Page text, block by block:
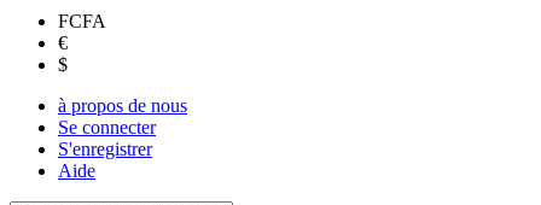
FCFA
€
$
à propos de nous
Se connecter
S'enregistrer
Aide